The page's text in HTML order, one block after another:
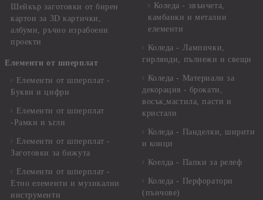
Шейкър заготовки от бирен
картон за 3D картички,
албуми, ръчно израбоени
проекти
Елементи от шперплат
Елементи от шперплат -
Букви и цифри
Елементи от шперплат
-Рамки и ъгли
Елементи от шперплат -
Заготовки за бижута
Елементи от шперплат -
Етно елементи и музикални
инструменти
Коледа - звънчета,
камбанки и метални
елементи
Коледа - Лампички,
гирлянди, пълнежи и свещи
Коледа - Материали за
декорация - брокати,
восък,мастила, пасти и
кристали
Коледа - Панделки, ширити
и конци
Коелда - Папки за релеф
Коледа - Перфоратори
(пънчове)